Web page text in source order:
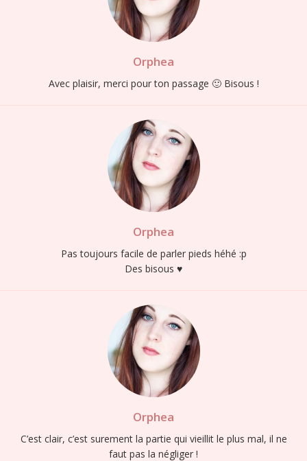
Orphea
Avec plaisir, merci pour ton passage 🙂 Bisous !
Orphea
Pas toujours facile de parler pieds héhé :p
Des bisous ♥
Orphea
C’est clair, c’est surement la partie qui vieillit le plus mal, il ne
faut pas la négliger !